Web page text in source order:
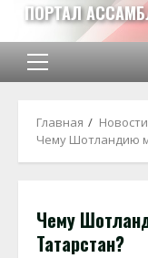
Перейти
содержимому
ПОРТАЛ
Основное
Главная
Новости
Чему Шотландию
Чему
Татарстан?